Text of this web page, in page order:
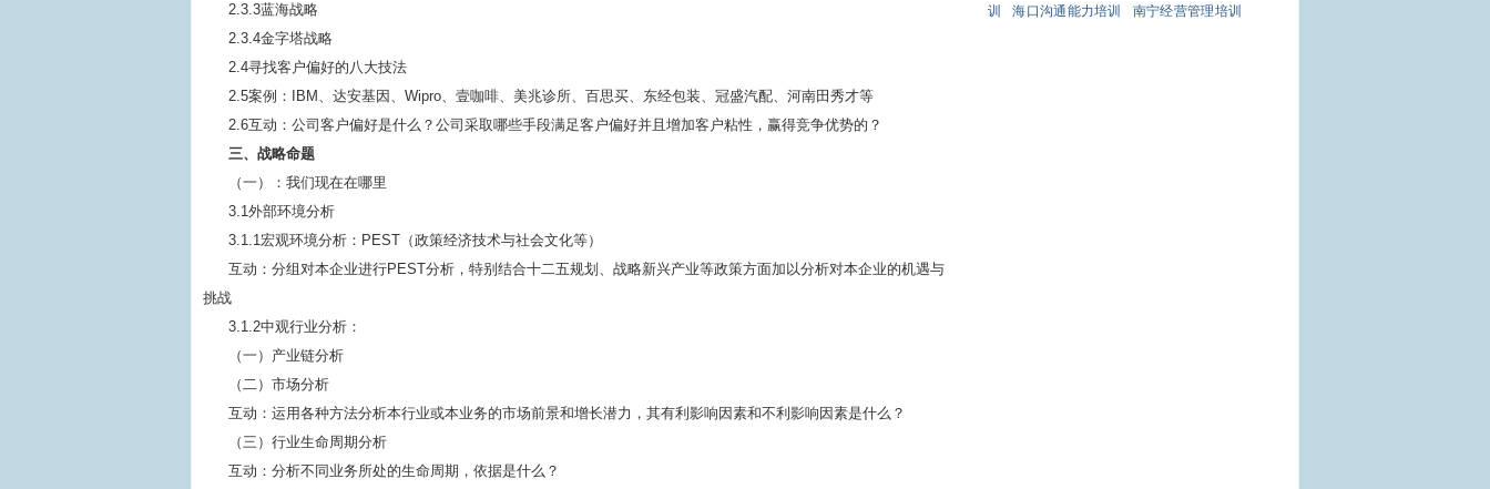
训
海口沟通能力培训 南宁经营管理培训
2.3.3蓝海战略
2.3.4金字塔战略
2.4寻找客户偏好的八大技法
2.5案例：IBM、达安基因、Wipro、壹咖啡、美兆诊所、百思买、东经包装、冠盛汽配、河南田秀才等
2.6互动：公司客户偏好是什么？公司采取哪些手段满足客户偏好并且增加客户粘性，赢得竞争优势的？
三、战略命题
（一）：我们现在在哪里
3.1外部环境分析
3.1.1宏观环境分析：PEST（政策经济技术与社会文化等）
互动：分组对本企业进行PEST分析，特别结合十二五规划、战略新兴产业等政策方面加以分析对本企业的机遇与
挑战
3.1.2中观行业分析：
（一）产业链分析
（二）市场分析
互动：运用各种方法分析本行业或本业务的市场前景和增长潜力，其有利影响因素和不利影响因素是什么？
（三）行业生命周期分析
互动：分析不同业务所处的生命周期，依据是什么？